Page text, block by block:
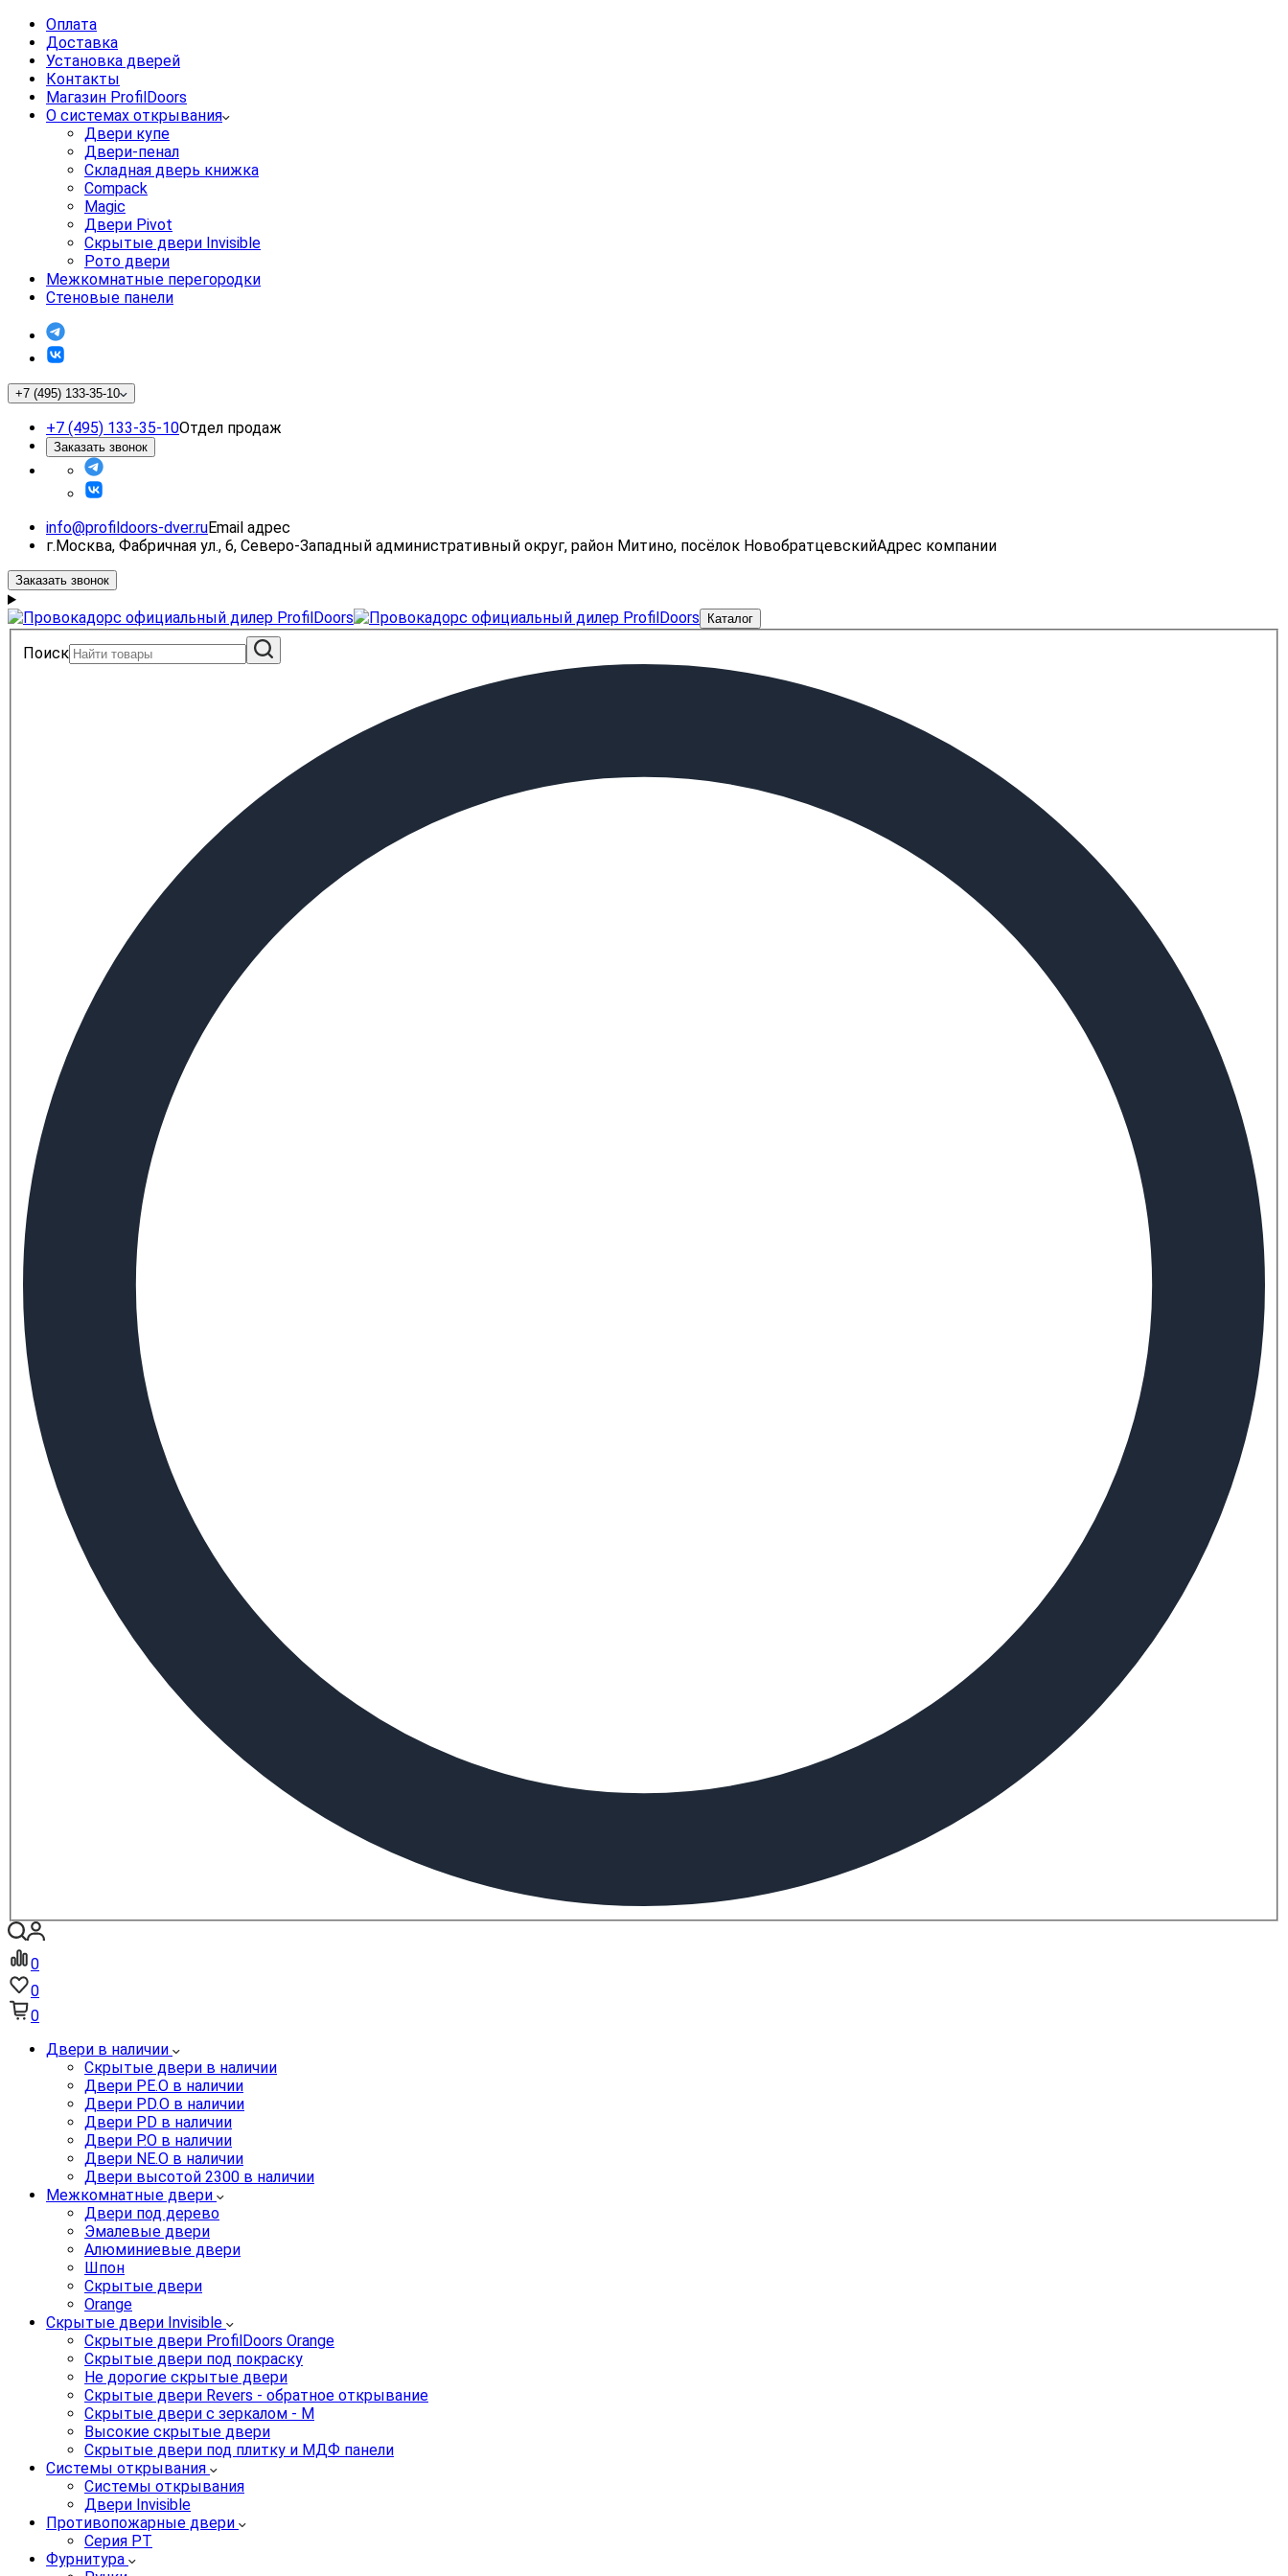
Оплата
Доставка
Установка дверей
Контакты
Магазин ProfilDoors
О системах открывания
Двери купе
Двери-пенал
Складная дверь книжка
Compack
Magic
Двери Pivot
Скрытые двери Invisible
Рото двери
Межкомнатные перегородки
Стеновые панели
+7 (495) 133-35-10
+7 (495) 133-35-10Отдел продаж
Заказать звонок
info@profildoors-dver.ruEmail адрес
г.Москва, Фабричная ул., 6, Северо-Западный административный округ, район Митино, посёлок НовобратцевскийАдрес компании
Заказать звонок
Каталог
Поиск
0
0
0
Двери в наличии
Скрытые двери в наличии
Двери PE.O в наличии
Двери PD.O в наличии
Двери PD в наличии
Двери P.O в наличии
Двери NE.O в наличии
Двери высотой 2300 в наличии
Межкомнатные двери
Двери под дерево
Эмалевые двери
Алюминиевые двери
Шпон
Скрытые двери
Orange
Скрытые двери Invisible
Скрытые двери ProfilDoors Orange
Скрытые двери под покраску
Не дорогие скрытые двери
Скрытые двери Revers - обратное открывание
Скрытые двери с зеркалом - M
Высокие скрытые двери
Скрытые двери под плитку и МДФ панели
Системы открывания
Системы открывания
Двери Invisible
Противопожарные двери
Серия PT
Фурнитура